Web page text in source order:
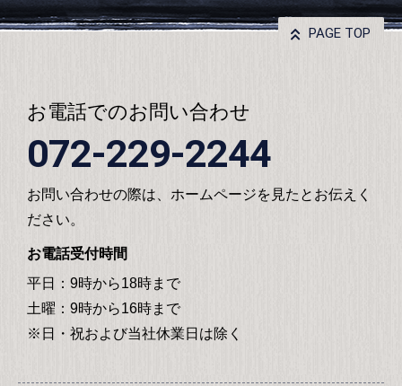
PAGE TOP
お電話でのお問い合わせ
072-229-2244
お問い合わせの際は、ホームページを見たとお伝えく
ださい。
お電話受付時間
平日：9時から18時まで
土曜：9時から16時まで
※日・祝および当社休業日は除く